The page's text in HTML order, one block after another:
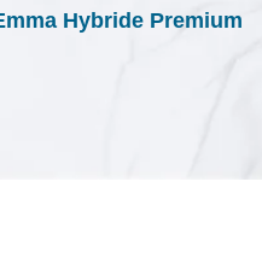
Hybride Premium